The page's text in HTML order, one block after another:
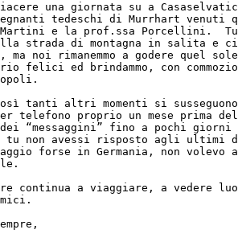
una giornata su a
tedeschi di Murrhart venuti
Martini e la prof.ssa Porcellini.
strada di montagna in salita e
noi rimanemmo a godere quel
felici ed brindammo, con
tanti altri momenti si
telefono proprio un mese prima
dei “messaggini” fino a pochi
non avessi risposto agli ultimi
forse in Germania, non volevo
continua a viaggiare, a vedere